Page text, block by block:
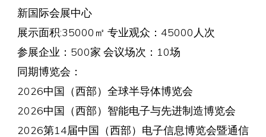
新国际会展中心
展示面积:35000㎡ 专业观众：45000人次
参展企业：500家 会议场次：10场
同期博览会：
2026中国（西部）全球半导体博览会
2026中国（西部）智能电子与先进制造博览会
2026第14届中国（西部）电子信息博览会暨通信